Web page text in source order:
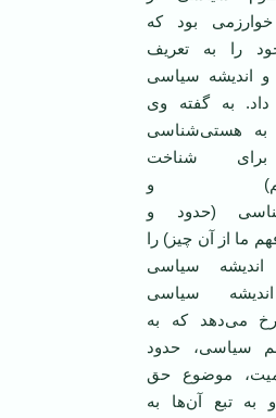
خوارزمی بود که
را به تعریف
و اندیشه سیاسی
به گفته وی
به هستی‌شناسی
شناخت
و
(حدود و
ما از آن چیز) را
اندیشه سیاسی
سیاسی
می‌دهد که به
سیاسی، حدود
موضوع حق
به تبع آن‌ها به